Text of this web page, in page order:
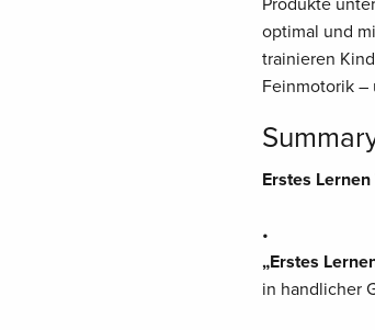
Produkte
optimal und
trainieren
Feinmotorik –
Erstes
•
„Erstes
in handlicher